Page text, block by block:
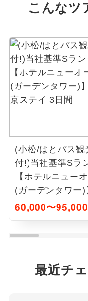
こんなツ
(小松/はとバス観
付!)当社基準Sラ
【ホテルニュー
(ガーデンタワー)
東京ステイ 3日間
60,000〜95,000
最近チ